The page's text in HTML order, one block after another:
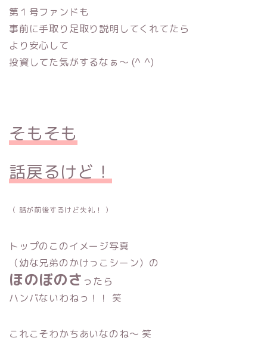
第１号ファンドも
事前に手取り足取り説明してくれてたら
より安心して
投資してた気がするなぁ〜 (^ ^)
そもそも
話戻るけど！
（ 話が前後するけど失礼！ ）
トップのこのイメージ写真
（幼な兄弟のかけっこシーン）の
ほのぼのさ ったら
ハンパないわねっ！！ 笑
これこそわかちあいなのね〜 笑